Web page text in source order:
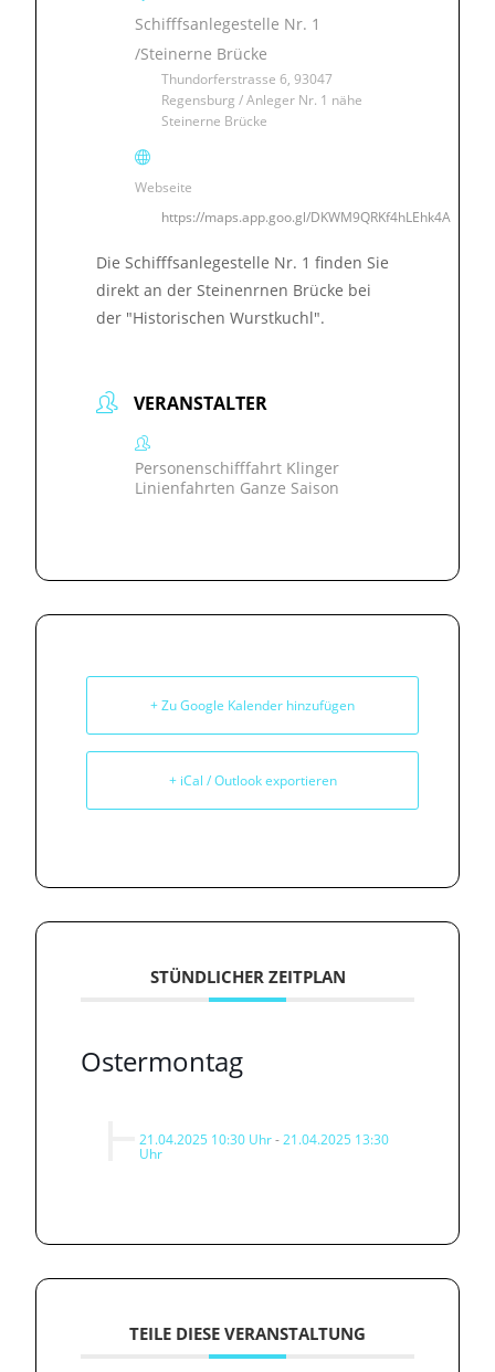
Schifffsanlegestelle Nr. 1
/Steinerne Brücke
Thundorferstrasse 6, 93047
Regensburg / Anleger Nr. 1 nähe
Steinerne Brücke
Webseite
https://maps.app.goo.gl/DKWM9QRKf4hLEhk4A
Die Schifffsanlegestelle Nr. 1 finden Sie
direkt an der Steinenrnen Brücke bei
der "Historischen Wurstkuchl".
VERANSTALTER
Personenschifffahrt Klinger
Linienfahrten Ganze Saison
+ Zu Google Kalender hinzufügen
+ iCal / Outlook exportieren
STÜNDLICHER ZEITPLAN
Ostermontag
21.04.2025 10:30 Uhr-21.04.2025 13:30
Uhr
TEILE DIESE VERANSTALTUNG